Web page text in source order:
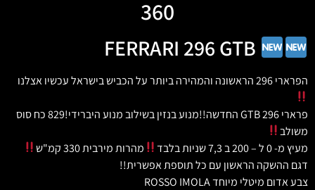
360
הפרארי 296 הראשונה והמהירה ביותר על הכביש בישראל עכשיו אצלנו
פרארי 296 GTB החדשה!!מנוע בנזין בשילוב מנוע היברידי!829 כח סוס
משולב
מעיץ מ- 0 ל – 200 ב 7,3 שניות בלבד
מהרות מירבית 330 קמ"ש
דגם ההשקה הראשון עם כל תוספת אפשרית!!
צבע אדום מיטלי מיוחד ROSSO IMOLA